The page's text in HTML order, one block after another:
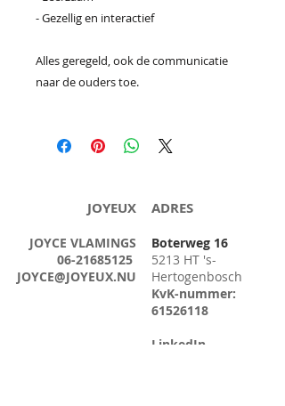
- Gezellig en interactief
Alles geregeld, ook de communicatie
naar de ouders toe.
JOYEUX
JOYCE VLAMINGS
06-21685125
JOYCE@JOYEUX.NU
ADRES
Boterweg 16
5213 HT 's-
Hertogenbosch
KvK-nummer:
61526118
LinkedIn